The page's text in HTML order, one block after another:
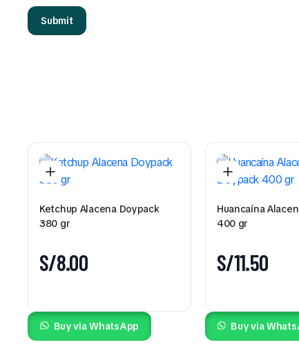
Ketchup Alacena Doypack
380 gr
S/8.00
Buy via WhatsApp
Huancaína
400 gr
S/11.50
Buy via